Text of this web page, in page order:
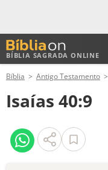
BÍBLIA SAGRADA ONLINE
ANTIGO TESTAMENTO
NOVO TESTAMENTO
VERSÍCULOS
Bíblia Antigo Testamento
Isaías 40:9